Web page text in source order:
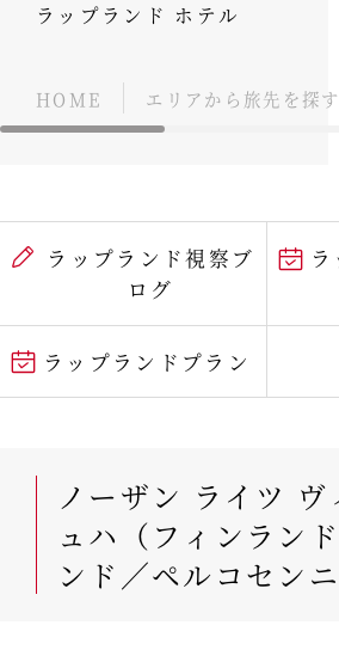
ラップランド ホテル
HOME エリアから旅先を探す
ラップランド視察ブ
ログ
ラップランドプラン
ノーザン ライツ
ュハ（フィンラン
ンド／ペルコセンニ